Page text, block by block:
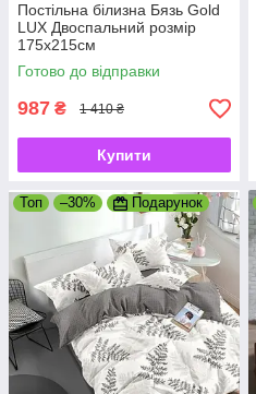
Постільна білизна Бязь Gold
LUX Двоспальний розмір
175х215см
Готово до відправки
987 ₴ 1 410 ₴
Купити
Топ –30% Подарунок